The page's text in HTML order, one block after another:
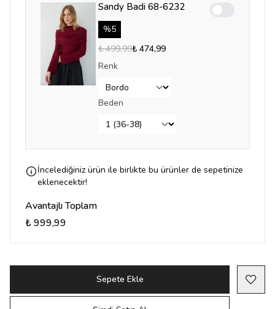
Sandy Badi 68-6232
%5
₺ 499,99₺ 474,99
Renk
Beden
Enable
İncelediğiniz ürün ile birlikte bu ürünler de sepetinize
eklenecektir!
Avantajlı Toplam
₺ 999,99
Sepete Ekle